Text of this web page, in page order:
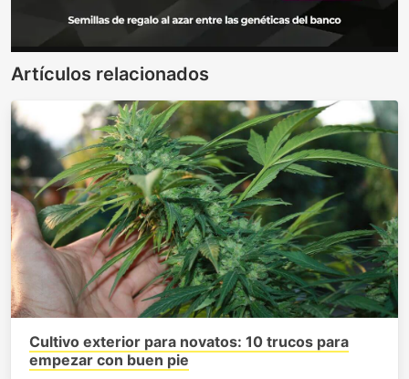
Artículos relacionados
Cultivo exterior para novatos: 10 trucos para
empezar con buen pie